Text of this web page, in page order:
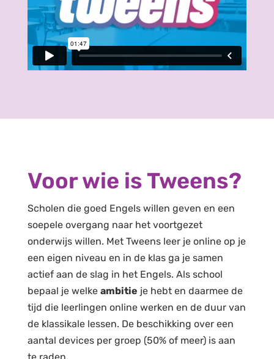
Voor wie is Tweens?
Scholen die goed Engels willen geven en een
soepele overgang naar het voortgezet
onderwijs willen. Met Tweens leer je online op je
een eigen niveau en in de klas ga je samen
actief aan de slag in het Engels. Als school
bepaal je welke ambitie je hebt en daarmee de
tijd die leerlingen online werken en de duur van
de klassikale lessen. De beschikking over een
aantal devices per groep (50% of meer) is aan